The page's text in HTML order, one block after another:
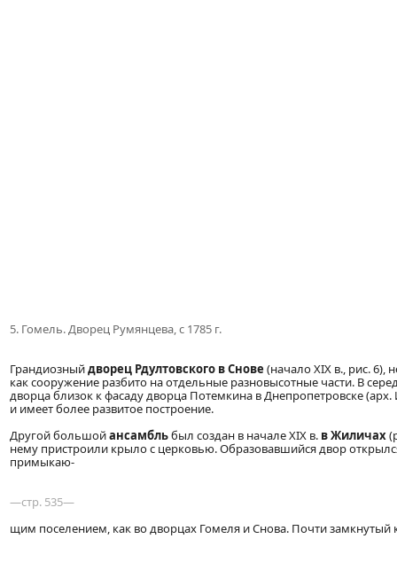
5. Гомель. Дворец Румянцева, с 1785 г.
Грандиозныйдворец Рдултовского в Снове (начало XIX в., рис.
как сооружение разбито на отдельные разновысотные части. В
дворца близок к фасаду дворца Потемкина в Днепропетровске
и имеет более развитое построение.
Другой большойансамбльбыл создан в начале XIX в. в Жиличах
нему пристроили крыло с церковью. Образовавшийся двор
примыкаю-
—стр. 535—
щим поселением, как во дворцах Гомеля и Снова. Почти